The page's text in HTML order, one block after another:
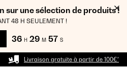
sur une sélection de produits !
48 H SEULEMENT !
36 H 29 M 57 S
Livraison gratuite à partir de 100€*